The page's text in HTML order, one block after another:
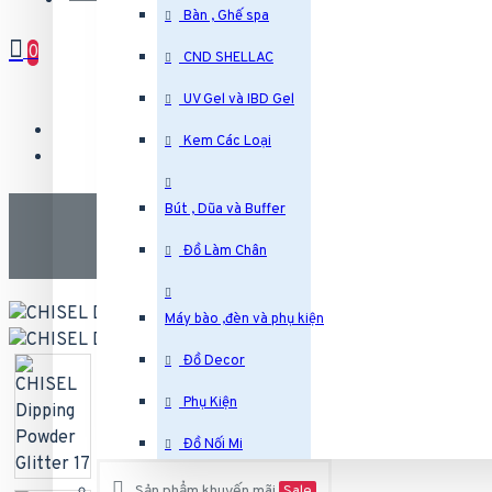
Bàn , Ghế spa
CND SHELLAC
UV Gel và IBD Gel
Kem Các Loại
Bút , Dũa và Buffer
Đồ Làm Chân
Máy bào ,đèn và phụ kiện
Đồ Decor
Phụ Kiện
Đồ Nối Mi
0